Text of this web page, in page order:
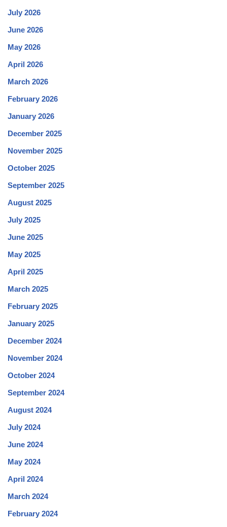
July 2026
June 2026
May 2026
April 2026
March 2026
February 2026
January 2026
December 2025
November 2025
October 2025
September 2025
August 2025
July 2025
June 2025
May 2025
April 2025
March 2025
February 2025
January 2025
December 2024
November 2024
October 2024
September 2024
August 2024
July 2024
June 2024
May 2024
April 2024
March 2024
February 2024